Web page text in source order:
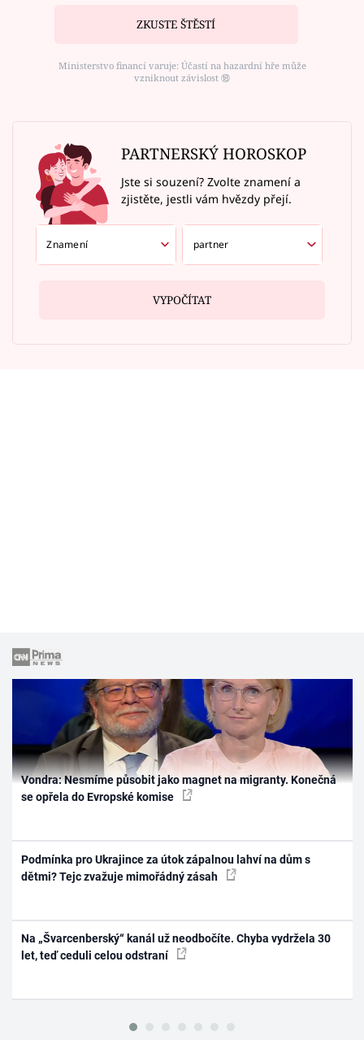
ZKUSTE ŠTĚSTÍ
Ministerstvo financí varuje: Účastí na hazardní hře může
vzniknout závislost ⑱
PARTNERSKÝ HOROSKOP
Jste si souzení? Zvolte znamení a
zjistěte, jestli vám hvězdy přejí.
VYPOČÍTAT
Vondra: Nesmíme působit jako magnet na migranty. Konečná
se opřela do Evropské komise
Podmínka pro Ukrajince za útok zápalnou lahví na dům s
dětmi? Tejc zvažuje mimořádný zásah
Na „Švarcenberský“ kanál už neodbočíte. Chyba vydržela 30
let, teď ceduli celou odstraní